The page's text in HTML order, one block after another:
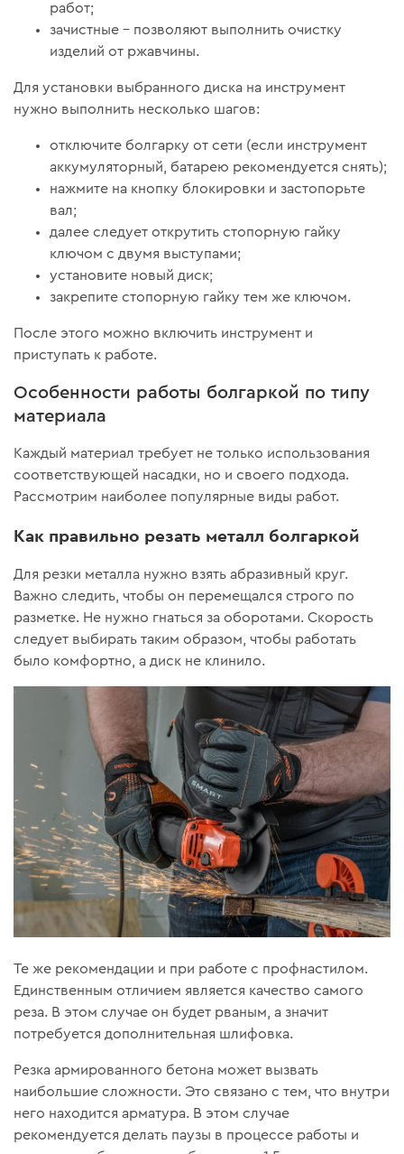
работ;
зачистные – позволяют выполнить очистку
изделий от ржавчины.
Для установки выбранного диска на инструмент
нужно выполнить несколько шагов:
отключите болгарку от сети (если инструмент
аккумуляторный, батарею рекомендуется снять);
нажмите на кнопку блокировки и застопорьте
вал;
далее следует открутить стопорную гайку
ключом с двумя выступами;
установите новый диск;
закрепите стопорную гайку тем же ключом.
После этого можно включить инструмент и
приступать к работе.
Особенности работы болгаркой по типу
материала
Каждый материал требует не только использования
соответствующей насадки, но и своего подхода.
Рассмотрим наиболее популярные виды работ.
Как правильно резать металл болгаркой
Для резки металла нужно взять абразивный круг.
Важно следить, чтобы он перемещался строго по
разметке. Не нужно гнаться за оборотами. Скорость
следует выбирать таким образом, чтобы работать
было комфортно, а диск не клинило.
Те же рекомендации и при работе с профнастилом.
Единственным отличием является качество самого
реза. В этом случае он будет рваным, а значит
потребуется дополнительная шлифовка.
Резка армированного бетона может вызвать
наибольшие сложности. Это связано с тем, что внутри
него находится арматура. В этом случае
рекомендуется делать паузы в процессе работы и